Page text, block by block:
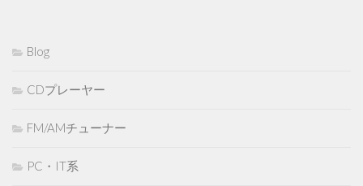
Blog
CDプレーヤー
FM/AMチューナー
PC・IT系